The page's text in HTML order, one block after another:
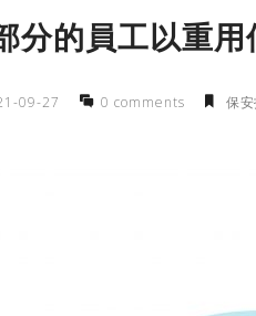
分的員工以重
09-27 0 comments 保